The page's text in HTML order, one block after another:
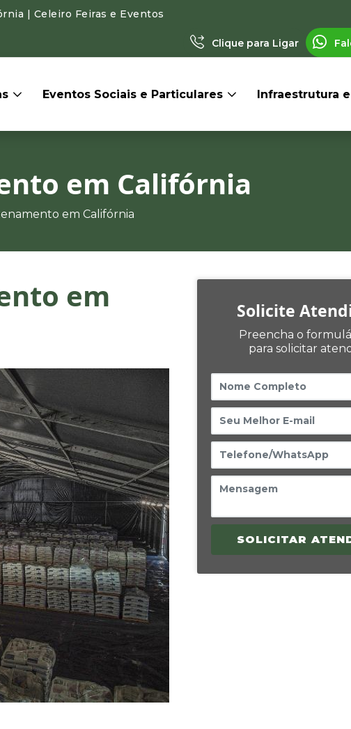
| Celeiro Feiras e Eventos
Clique para Ligar
Eventos Sociais e Particulares Infraestrutura
em Califórnia
em Califórnia
em
Solicite
Preencha o
para solicitar
SOLICITAR